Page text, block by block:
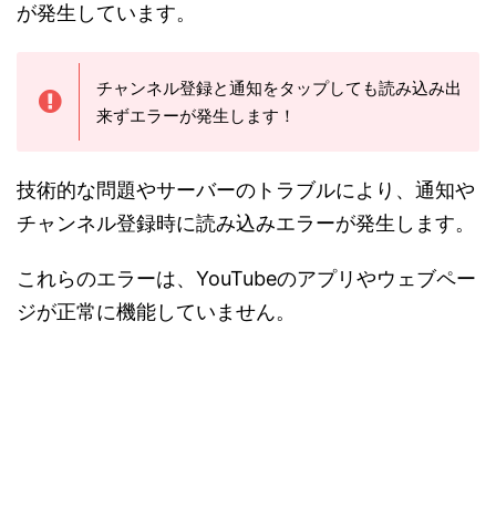
が発生しています。
チャンネル登録と通知をタップしても読み込み出
来ずエラーが発生します！
技術的な問題やサーバーのトラブルにより、通知や
チャンネル登録時に読み込みエラーが発生します。
これらのエラーは、YouTubeのアプリやウェブペー
ジが正常に機能していません。